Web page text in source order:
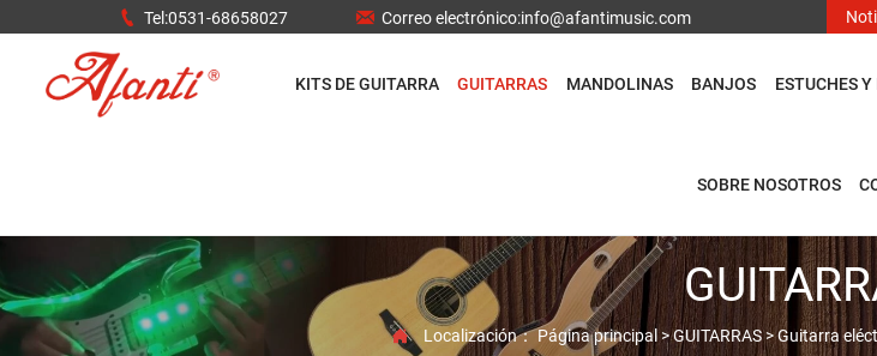
 Tel:0531-68658027  Correo electrónico:info@afantimusic.com
KITS DE GUITARRA GUITARRAS MANDOLINAS BANJOS ESTUCHES
SOBRE NOSOTROS
 Localización：Página principal >GUITARRAS>Guitarra